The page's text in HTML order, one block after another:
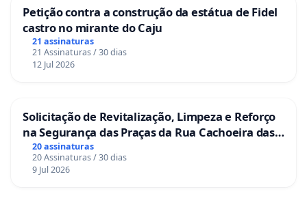
Petição contra a construção da estátua de Fidel
castro no mirante do Caju
21 assinaturas
21 Assinaturas / 30 dias
12 Jul 2026
Solicitação de Revitalização, Limpeza e Reforço
na Segurança das Praças da Rua Cachoeira das
Sete Ilhas
20 assinaturas
20 Assinaturas / 30 dias
9 Jul 2026